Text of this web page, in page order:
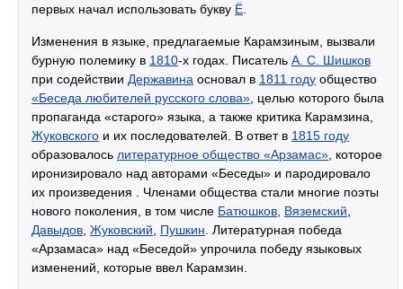
первых начал использовать букву Ё.
Изменения в языке, предлагаемые Карамзиным, вызвали
бурную полемику в 1810-х годах. Писатель А. С. Шишков
при содействии Державина основал в 1811 году общество
«Беседа любителей русского слова», целью которого была
пропаганда «старого» языка, а также критика Карамзина,
Жуковского и их последователей. В ответ в 1815 году
образовалось литературное общество «Арзамас», которое
иронизировало над авторами «Беседы» и пародировало
их произведения . Членами общества стали многие поэты
нового поколения, в том числе Батюшков, Вяземский,
Давыдов, Жуковский, Пушкин. Литературная победа
«Арзамаса» над «Беседой» упрочила победу языковых
изменений, которые ввел Карамзин.